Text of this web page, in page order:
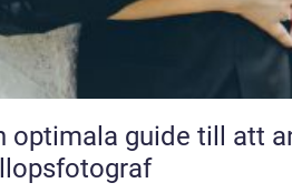
optimala guide till att